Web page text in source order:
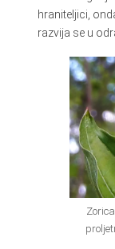
hraniteljici,
razvija se u